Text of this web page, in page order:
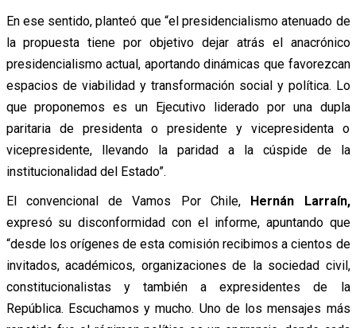
En ese sentido, planteó que “el presidencialismo atenuado de
la propuesta tiene por objetivo dejar atrás el anacrónico
presidencialismo actual, aportando dinámicas que favorezcan
espacios de viabilidad y transformación social y política. Lo
que proponemos es un Ejecutivo liderado por una dupla
paritaria de presidenta o presidente y vicepresidenta o
vicepresidente, llevando la paridad a la cúspide de la
institucionalidad del Estado”.
El convencional de Vamos Por Chile, Hernán Larraín,
expresó su disconformidad con el informe, apuntando que
“desde los orígenes de esta comisión recibimos a cientos de
invitados, académicos, organizaciones de la sociedad civil,
constitucionalistas y también a expresidentes de la
República. Escuchamos y mucho. Uno de los mensajes más